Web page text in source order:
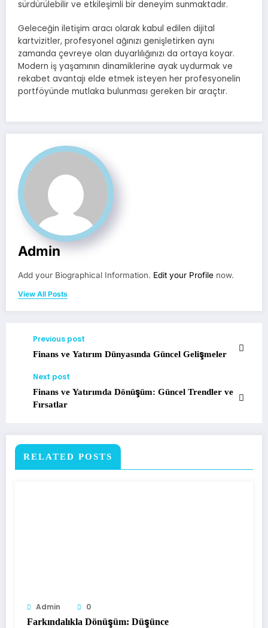
sürdürülebilir ve etkileşimli bir deneyim sunmaktadır.
Geleceğin iletişim aracı olarak kabul edilen dijital
kartvizitler, profesyonel ağınızı genişletirken aynı
zamanda çevreye olan duyarlılığınızı da ortaya koyar.
Modern iş yaşamının dinamiklerine ayak uydurmak ve
rekabet avantajı elde etmek isteyen her profesyonelin
portföyünde mutlaka bulunması gereken bir araçtır.
Admin
Add your Biographical Information. Edit your Profile now.
View All Posts
Previous post
Finans ve Yatırım Dünyasında Güncel Gelişmeler
Next post
Finans ve Yatırımda Dönüşüm: Güncel Trendler ve
Fırsatlar
RELATED POSTS
Admin
0
Farkındalıkla Dönüşüm: Düşünce